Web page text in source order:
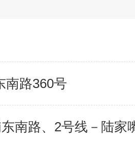
南路360号
南路、2号线－陆家